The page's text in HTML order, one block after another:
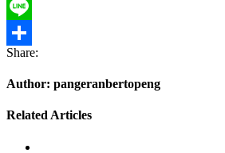
WhatsApp
Line
Share
Share:
Author: pangeranbertopeng
Related Articles